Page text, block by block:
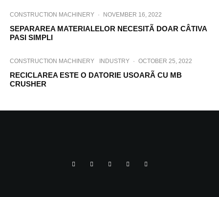
CONSTRUCTION MACHINERY · NOVEMBER 16, 2022
SEPARAREA MATERIALELOR NECESITÃ DOAR CÂTIVA
PASI SIMPLI
CONSTRUCTION MACHINERY INDUSTRY · OCTOBER 25, 2022
RECICLAREA ESTE O DATORIE USOARÃ CU MB
CRUSHER